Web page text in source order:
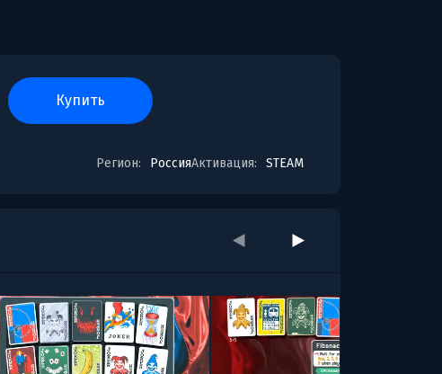
купить
Регион: РоссияАктивация: STEAM